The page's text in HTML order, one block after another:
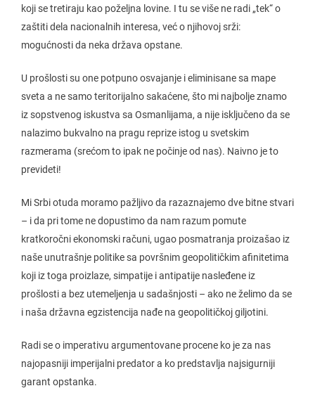
koji se tretiraju kao poželjna lovine. I tu se više ne radi „tek“ o
zaštiti dela nacionalnih interesa, već o njihovoj srži:
mogućnosti da neka država opstane.
U prošlosti su one potpuno osvajanje i eliminisane sa mape
sveta a ne samo teritorijalno sakaćene, što mi najbolje znamo
iz sopstvenog iskustva sa Osmanlijama, a nije isključeno da se
nalazimo bukvalno na pragu reprize istog u svetskim
razmerama (srećom to ipak ne počinje od nas). Naivno je to
prevideti!
Mi Srbi otuda moramo pažljivo da razaznajemo dve bitne stvari
– i da pri tome ne dopustimo da nam razum pomute
kratkoročni ekonomski računi, ugao posmatranja proizašao iz
naše unutrašnje politike sa površnim geopolitičkim afinitetima
koji iz toga proizlaze, simpatije i antipatije nasleđene iz
prošlosti a bez utemeljenja u sadašnjosti – ako ne želimo da se
i naša državna egzistencija nađe na geopolitičkoj giljotini.
Radi se o imperativu argumentovane procene ko je za nas
najopasniji imperijalni predator a ko predstavlja najsigurniji
garant opstanka.